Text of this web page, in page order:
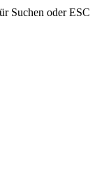
Suchen oder ESC